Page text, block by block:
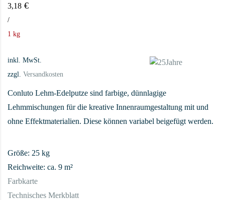
3,18 €
/
1 kg
inkl. MwSt.
zzgl. Versandkosten
Conluto Lehm-Edelputze sind farbige, dünnlagige
Lehmmischungen für die kreative Innenraumgestaltung mit und
ohne Effektmaterialien. Diese können variabel beigefügt werden.
Größe: 25 kg
Reichweite: ca. 9 m²
Farbkarte
Technisches Merkblatt